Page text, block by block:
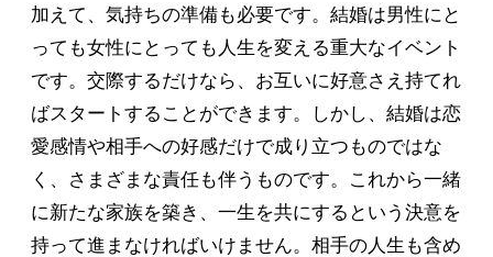
加えて、気持ちの準備も必要です。結婚は男性にと
っても女性にとっても人生を変える重大なイベント
です。交際するだけなら、お互いに好意さえ持てれ
ばスタートすることができます。しかし、結婚は恋
愛感情や相手への好感だけで成り立つものではな
く、さまざまな責任も伴うものです。これから一緒
に新たな家族を築き、一生を共にするという決意を
持って進まなければいけません。相手の人生も含め